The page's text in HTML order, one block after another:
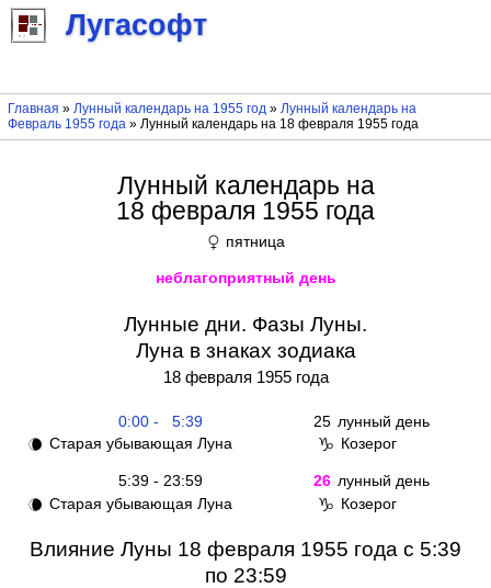
Лугасофт
Главная » Лунный календарь на 1955 год» Лунный календарь на
Февраль 1955 года» Лунный календарь на 18 февраля 1955 года
Лунный календарь на
18 февраля 1955 года
♀ пятница
неблагоприятный день
Лунные дни. Фазы Луны.
Луна в знаках зодиака
18 февраля 1955 года
0:00 - 5:39 25 лунный день
🌘 Старая убывающая Луна ♑ Козерог
5:39 - 23:59 26 лунный день
🌘 Старая убывающая Луна ♑ Козерог
Влияние Луны 18 февраля 1955 года с 5:39
по 23:59